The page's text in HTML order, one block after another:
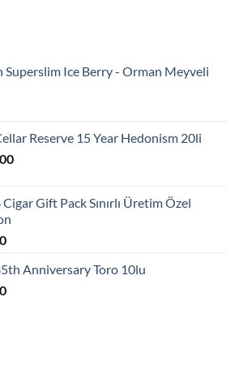
Superslim Ice Berry - Orman Meyveli
Reserve 15 Year Hedonism 20li
Gift Pack Sınırlı Üretim Özel
Anniversary Toro 10lu